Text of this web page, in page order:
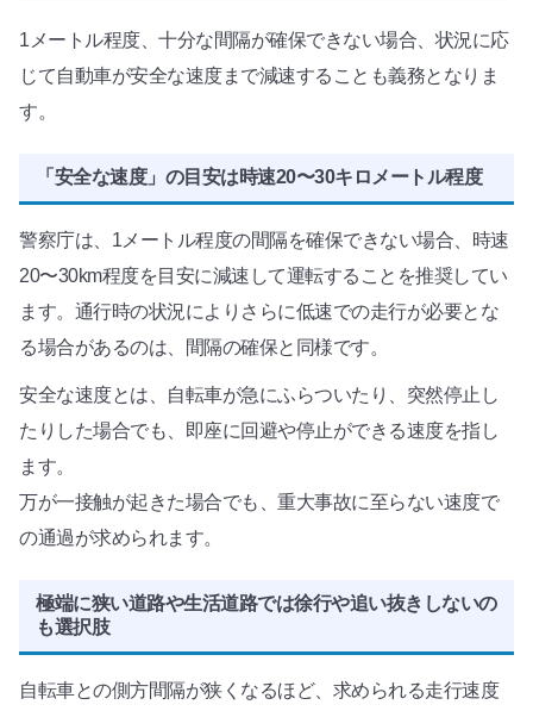
1メートル程度、十分な間隔が確保できない場合、状況に応
じて自動車が安全な速度まで減速することも義務となりま
す。
「安全な速度」の目安は時速20〜30キロメートル程度
警察庁は、1メートル程度の間隔を確保できない場合、時速
20〜30km程度を目安に減速して運転することを推奨してい
ます。通行時の状況によりさらに低速での走行が必要とな
る場合があるのは、間隔の確保と同様です。
安全な速度とは、自転車が急にふらついたり、突然停止し
たりした場合でも、即座に回避や停止ができる速度を指し
ます。
万が一接触が起きた場合でも、重大事故に至らない速度で
の通過が求められます。
極端に狭い道路や生活道路では徐行や追い抜きしないの
も選択肢
自転車との側方間隔が狭くなるほど、求められる走行速度